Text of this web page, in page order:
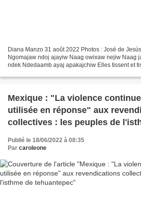
Diana Manzo 31 août 2022 Photos : José de
Ngomajaw ndoj ajayiw Naag owixaw nejiw Naag
ndek Ndedaamb ayaj apakajchiw Elles tissent et
Mexique : "La violence
utilisée en réponse" aux
collectives : les peuples de
tehuantepec
Publié le 18/06/2022 à 08:35
Par caroleone